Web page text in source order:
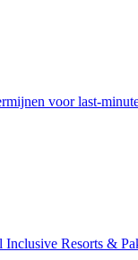
voor last-
Resorts &